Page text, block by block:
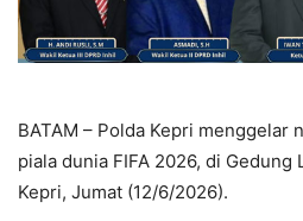
BATAM – Polda Kepri menggelar
piala dunia FIFA 2026, di Gedung
Kepri, Jumat (12/6/2026).